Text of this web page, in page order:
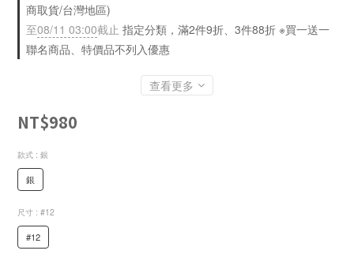
商取貨/台灣地區)
至08/11 03:00截止 指定分類，滿2件9折、3件88折 ※買一送一
聯名商品、特價品不列入優惠
查看更多
NT$980
款式 : 銀
銀
尺寸 : #12
#12